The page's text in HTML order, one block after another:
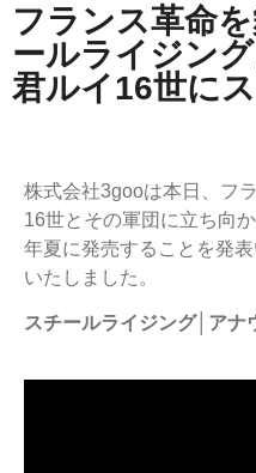
フランス革命
ールライジン
君ルイ16世に
株式会社3gooは本日、フ
16世とその軍団に立ち向
年夏に発売することを発
いたしました。
スチールライジング│アナ